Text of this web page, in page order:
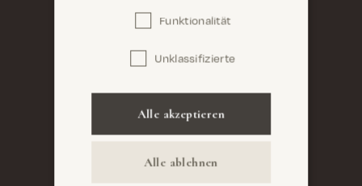
Funktionalität
Unklassifizierte
Alle akzeptieren
Alle ablehnen